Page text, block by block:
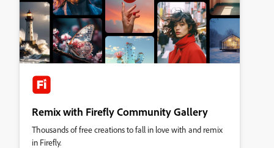
Remix with Firefly Community Gallery
Thousands of free creations to fall in love with and remix
in Firefly.